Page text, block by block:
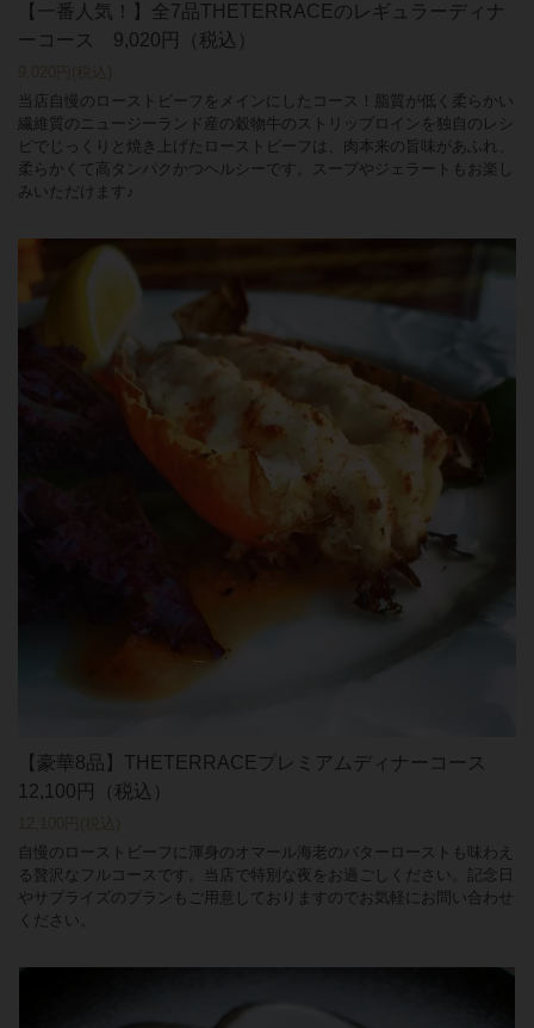
【一番人気！】全7品THETERRACEのレギュラーディナ
ーコース 9,020円（税込）
当店自慢のローストビーフをメインにしたコース！脂質が低く柔らかい
繊維質のニュージーランド産の穀物牛のストリップロインを独自のレシ
ピでじっくりと焼き上げたローストビーフは、肉本来の旨味があふれ、
柔らかくて高タンパクかつヘルシーです。スープやジェラートもお楽し
みいただけます♪
【豪華8品】THETERRACEプレミアムディナーコース
12,100円（税込）
自慢のローストビーフに渾身のオマール海老のバターローストも味わえ
る贅沢なフルコースです。当店で特別な夜をお過ごしください。記念日
やサプライズのプランもご用意しておりますのでお気軽にお問い合わせ
ください。